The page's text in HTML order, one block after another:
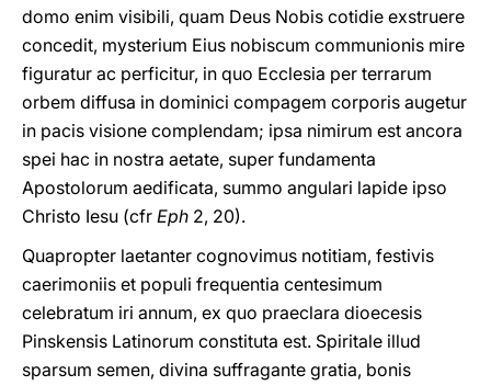
domo enim visibili, quam Deus Nobis cotidie exstruere
concedit, mysterium Eius nobiscum communionis mire
figuratur ac perficitur, in quo Ecclesia per terrarum
orbem diffusa in dominici compagem corporis augetur
in pacis visione complendam; ipsa nimirum est ancora
spei hac in nostra aetate, super fundamenta
Apostolorum aedificata, summo angulari lapide ipso
Christo Iesu (cfr Eph 2, 20).
Quapropter laetanter cognovimus notitiam, festivis
caerimoniis et populi frequentia centesimum
celebratum iri annum, ex quo praeclara dioecesis
Pinskensis Latinorum constituta est. Spiritale illud
sparsum semen, divina suffragante gratia, bonis